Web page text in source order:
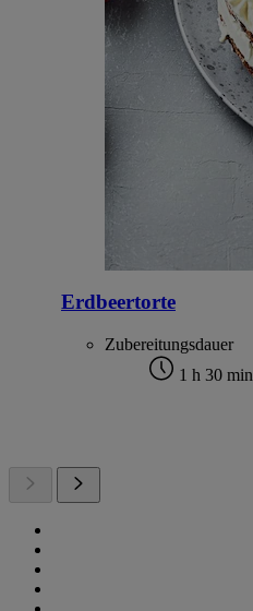
Erdbeertorte
Zubereitungsdauer
1 h 30